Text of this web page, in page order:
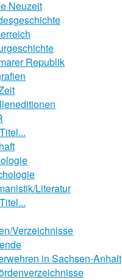
Neuzeit
Republik
Literatur
Verzeichnisse
in Sachsen-Anhalt